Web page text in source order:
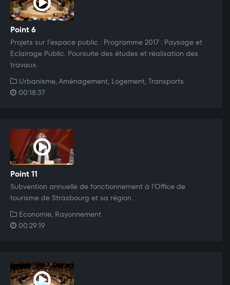
Point 6
Projets sur l'espace public : Programme 2017 : Paysage et
Eclairage Public. Poursuite des études et réalisation des
travaux.
Urbanisme, Aménagement, Logement, Transports
00:18:37
Point 11
Subvention annuelle de fonctionnement à l'Office de
tourisme de Strasbourg et sa région.
Economie, Rayonnement
00:29:19